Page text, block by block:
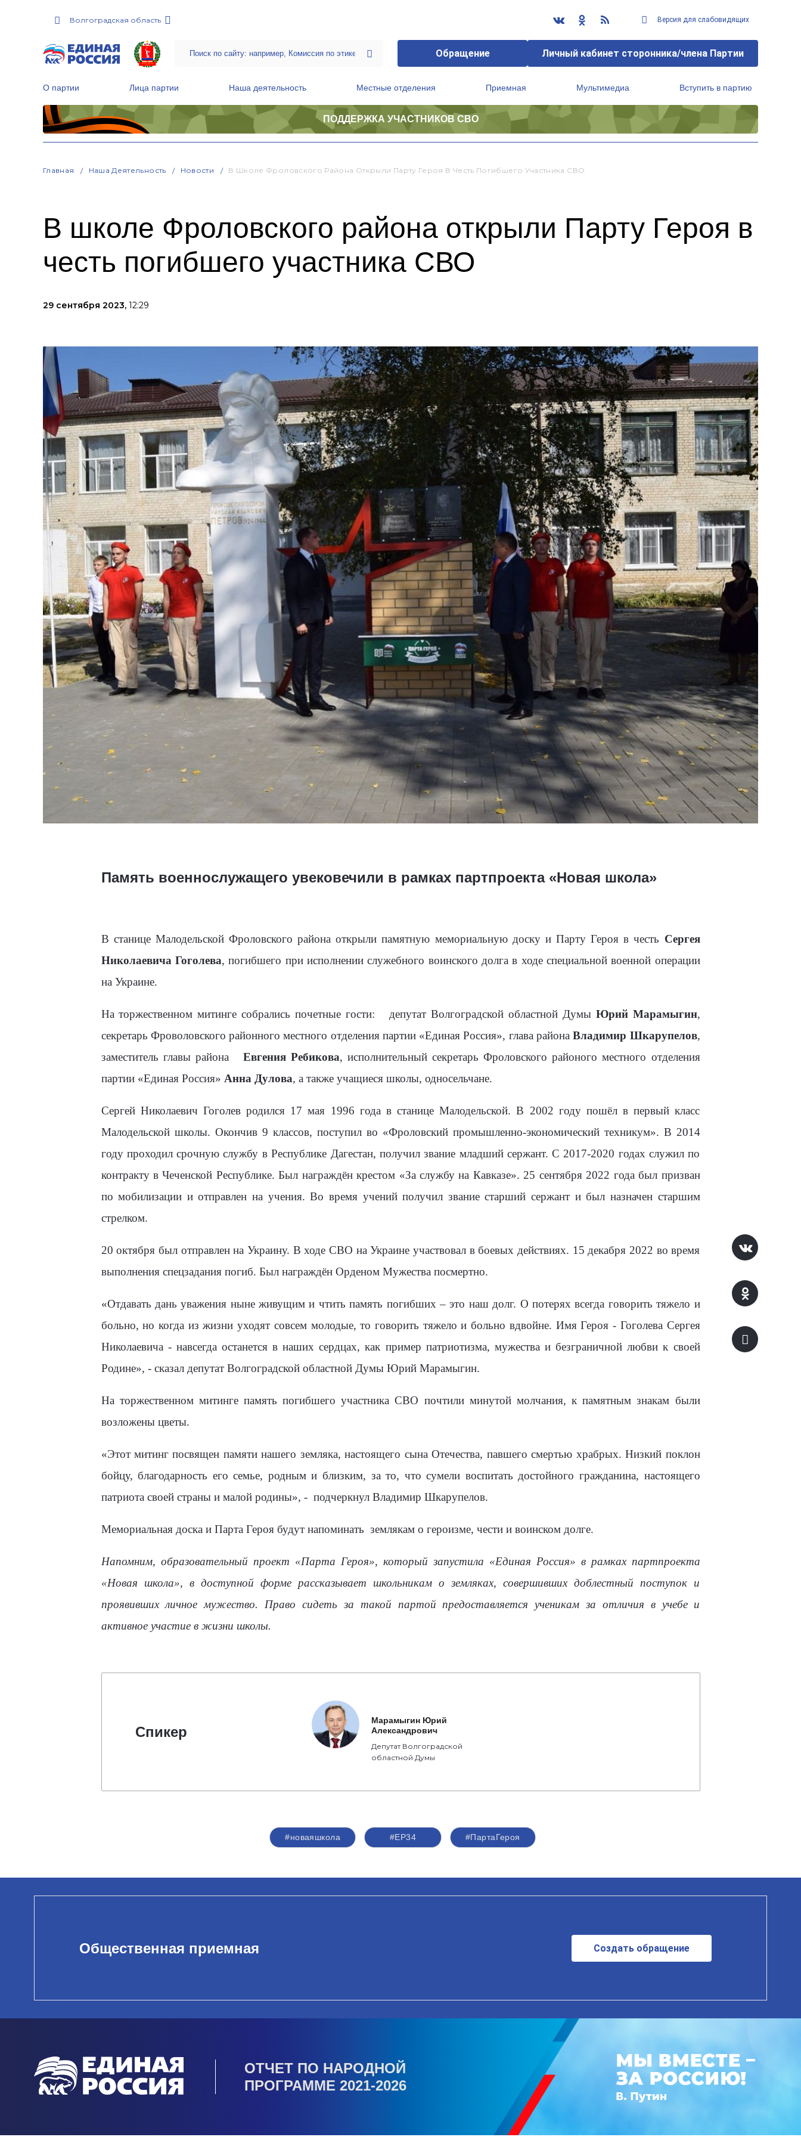
Волгоградская область Версия для слабовидящих
Обращение Личный кабинет сторонника/члена Партии
О партии Лица партии Наша деятельность Местные отделения Приемная Мультимедиа Вступить в партию
ПОДДЕРЖКА УЧАСТНИКОВ СВО
Главная Наша Деятельность Новости В Школе Фроловского Района Открыли Парту Героя В Честь Погибшего Участника СВО
В школе Фроловского района открыли Парту Героя в
честь погибшего участника СВО
29 сентября 2023, 12:29
Память военнослужащего увековечили в рамках партпроекта «Новая школа»
В станице Малодельской Фроловского района открыли памятную мемориальную доску и Парту Героя в честь Сергея
Николаевича Гоголева, погибшего при исполнении служебного воинского долга в ходе специальной военной операции
на Украине.
На торжественном митинге собрались почетные гости: депутат Волгоградской областной Думы Юрий Марамыгин,
секретарь Фроволовского районного местного отделения партии «Единая Россия», глава районаВладимир Шкарупелов,
заместитель главы района
Евгения Ребикова, исполнительный секретарь Фроловского районого местного отделения
партии «Единая Россия» Анна Дулова, а также учащиеся школы, односельчане.
Сергей Николаевич Гоголев родился 17 мая 1996 года в станице Малодельской. В 2002 году пошёл в первый класс
Малодельской школы. Окончив 9 классов, поступил во «Фроловский промышленно-экономический техникум». В 2014
году проходил срочную службу в Республике Дагестан, получил звание младший сержант. С 2017-2020 годах служил по
контракту в Чеченской Республике. Был награждён крестом «За службу на Кавказе». 25 сентября 2022 года был призван
по мобилизации и отправлен на учения. Во время учений получил звание старший сержант и был назначен старшим
стрелком.
20 октября был отправлен на Украину. В ходе СВО на Украине участвовал в боевых действиях. 15 декабря 2022 во время
выполнения спецзадания погиб. Был награждён Орденом Мужества посмертно.
«Отдавать дань уважения ныне живущим и чтить память погибших – это наш долг. О потерях всегда говорить тяжело и
больно, но когда из жизни уходят совсем молодые, то говорить тяжело и больно вдвойне. Имя Героя - Гоголева Сергея
Николаевича - навсегда останется в наших сердцах, как пример патриотизма, мужества и безграничной любви к своей
Родине», - сказал депутат Волгоградской областной Думы Юрий Марамыгин.
На торжественном митинге память погибшего участника СВО почтили минутой молчания, к памятным знакам были
возложены цветы.
«Этот митинг посвящен памяти нашего земляка, настоящего сына Отечества, павшего смертью храбрых. Низкий поклон
бойцу, благодарность его семье, родным и близким, за то, что сумели воспитать достойного гражданина, настоящего
патриота своей страны и малой родины», - подчеркнул Владимир Шкарупелов.
Мемориальная доска и Парта Героя будут напоминать землякам о героизме, чести и воинском долге.
Напомним, образовательный проект «Парта Героя», который запустила «Единая Россия» в рамках партпроекта
«Новая школа», в доступной форме рассказывает школьникам о земляках, совершивших доблестный поступок и
проявивших личное мужество. Право сидеть за такой партой предоставляется ученикам за отличия в учебе и
активное участие в жизни школы.
Спикер
Марамыгин Юрий
Александрович
Депутат Волгоградской
областной Думы
#новаяшкола #ЕР34 #ПартаГероя
Общественная приемная Создать обращение
ОТЧЕТ ПО НАРОДНОЙ
ПРОГРАММЕ 2021-2026